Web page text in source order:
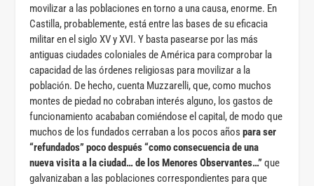
movilizar a las poblaciones en torno a una causa, enorme. En
Castilla, probablemente, está entre las bases de su eficacia
militar en el siglo XV y XVI. Y basta pasearse por las más
antiguas ciudades coloniales de América para comprobar la
capacidad de las órdenes religiosas para movilizar a la
población. De hecho, cuenta Muzzarelli, que, como muchos
montes de piedad no cobraban interés alguno, los gastos de
funcionamiento acababan comiéndose el capital, de modo que
muchos de los fundados cerraban a los pocos añospara ser
“refundados” poco después “como consecuencia de una
nueva visita a la ciudad… de los Menores Observantes…”que
galvanizaban a las poblaciones correspondientes para que